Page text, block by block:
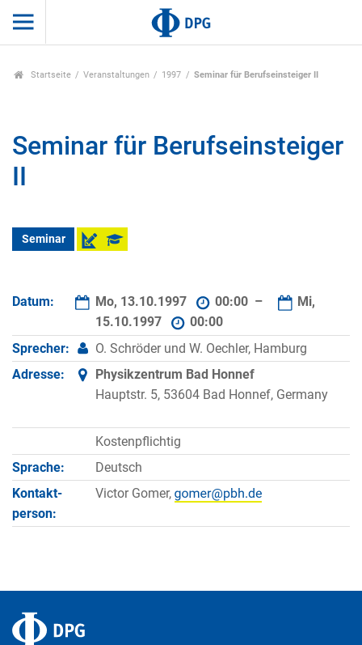
Startseite Veranstaltungen 1997 Seminar für Berufseinsteiger II
Seminar für Berufseinsteiger
II
Seminar
Datum: Mo, 13.10.1997 00:00 –
Mi,
15.10.1997
00:00
Sprecher:
O. Schröder und W. Oechler, Hamburg
Adresse:
Physikzentrum Bad Honnef
Hauptstr. 5, 53604 Bad Honnef, Germany
Kostenpflichtig
Sprache:
Deutsch
Kontakt­
person:
Victor Gomer,